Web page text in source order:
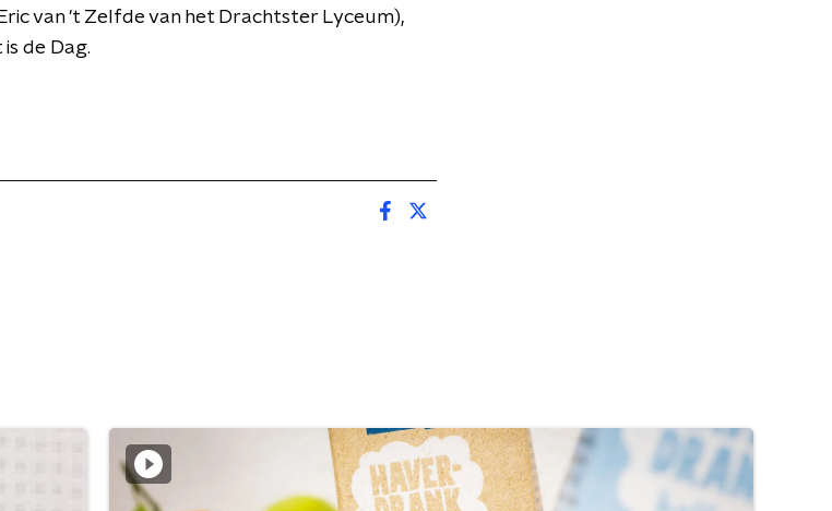
van 't Zelfde van het Drachtster Lyceum),
de Dag.